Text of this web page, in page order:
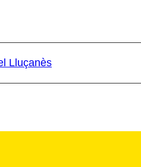
Lluçanès